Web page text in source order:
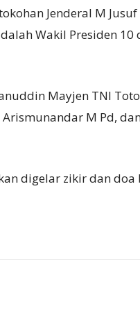
Jenderal M
Wakil Presiden 10
Mayjen TNI
M Pd,
digelar zikir dan